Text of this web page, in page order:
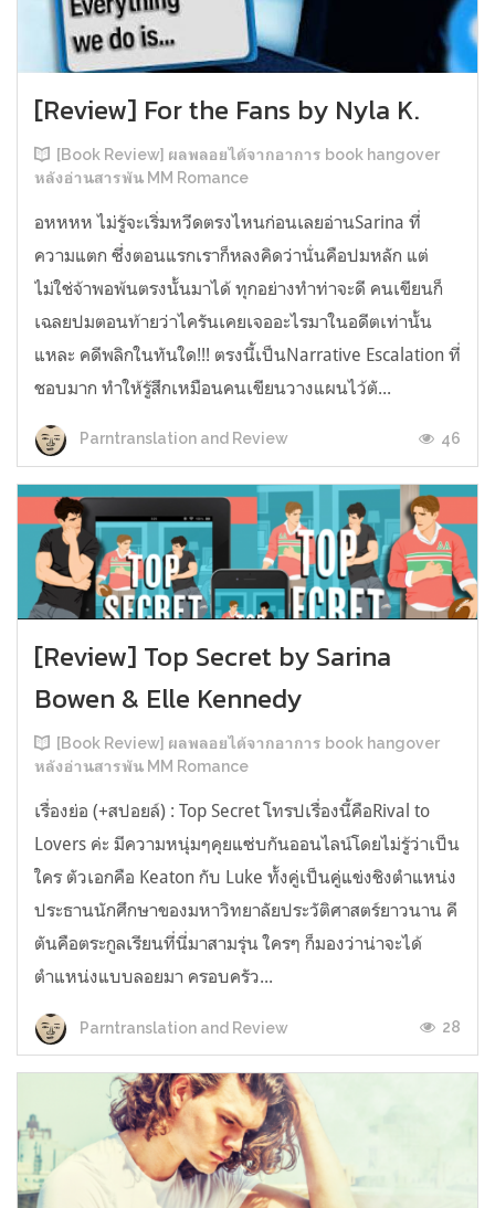
[Review] For the Fans by Nyla K.
[Book Review] ผลพลอยได้จากอาการ book hangover
หลังอ่านสารพัน MM Romance
อหหหห ไม่รู้จะเริ่มหวีดตรงไหนก่อนเลยอ่านSarina ที่
ความแตก ซึ่งตอนแรกเราก็หลงคิดว่านั่นคือปมหลัก แต่
ไม่ใช่จ้าพอพ้นตรงนั้นมาได้ ทุกอย่างทำท่าจะดี คนเขียนก็
เฉลยปมตอนท้ายว่าไครันเคยเจออะไรมาในอดีตเท่านั้น
แหละ คดีพลิกในทันใด!!! ตรงนี้เป็นNarrative Escalation ที่
ชอบมาก ทำให้รู้สึกเหมือนคนเขียนวางแผนไว้ตั...
Parntranslation and Review 46
[Review] Top Secret by Sarina
Bowen & Elle Kennedy
[Book Review] ผลพลอยได้จากอาการ book hangover
หลังอ่านสารพัน MM Romance
เรื่องย่อ (+สปอยล์) : Top Secret โทรปเรื่องนี้คือRival to
Lovers ค่ะ มีความหนุ่มๆคุยแซ่บกันออนไลน์โดยไม่รู้ว่าเป็น
ใคร ตัวเอกคือ Keaton กับ Luke ทั้งคู่เป็นคู่แข่งชิงตำแหน่ง
ประธานนักศึกษาของมหาวิทยาลัยประวัติศาสตร์ยาวนาน คี
ตันคือตระกูลเรียนที่นี่มาสามรุ่น ใครๆ ก็มองว่าน่าจะได้
ตำแหน่งแบบลอยมา ครอบครัว...
Parntranslation and Review 28